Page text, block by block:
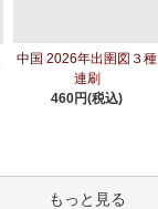
中国 2026年出圉図３種
連刷
460円(税込)
もっと見る